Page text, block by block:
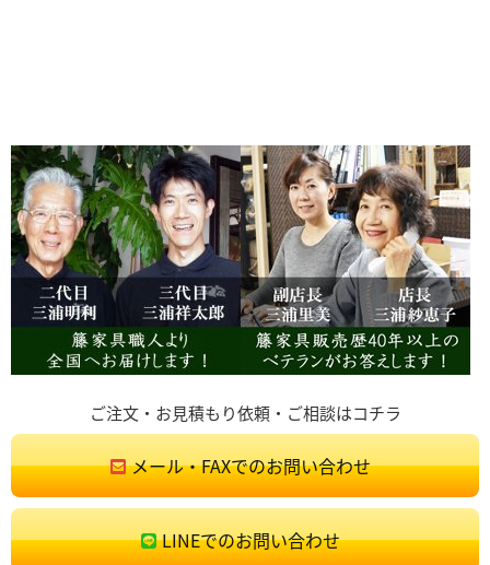
ご注文・お見積もり依頼・ご相談はコチラ
メール・FAXでのお問い合わせ
LINEでのお問い合わせ